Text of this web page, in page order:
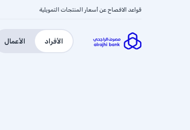
قواعد الافصاح عن أسعار المنتجات التمويلية
الأفراد الأعمال